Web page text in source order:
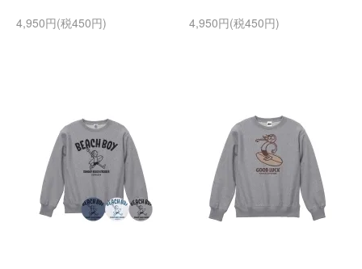
4,950円(税450円)
4,950円(税450円)